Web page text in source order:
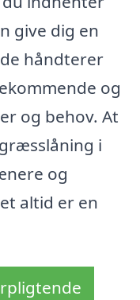
give dig en
håndterer
og
og behov. At
i
og
altid er en